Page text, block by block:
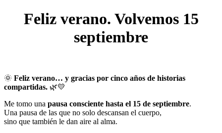
Feliz verano. Volvemos 15
septiembre
🌞 Feliz verano… y gracias por cinco años de historias
compartidas. 🌿💛
Me tomo una pausa consciente hasta el 15 de septiembre.
Una pausa de las que no solo descansan el cuerpo,
sino que también le dan aire al alma.